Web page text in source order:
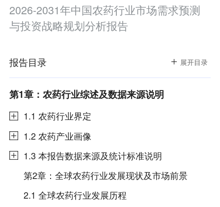
2026-2031年中国农药行业市场需求预测
与投资战略规划分析报告
报告目录 展开目录
报告目录 展开目录
第1章：农药行业综述及数据来源说明
1.1 农药行业界定
1.2 农药产业画像
1.3 本报告数据来源及统计标准说明
第2章：全球农药行业发展现状及市场前景
2.1 全球农药行业发展历程